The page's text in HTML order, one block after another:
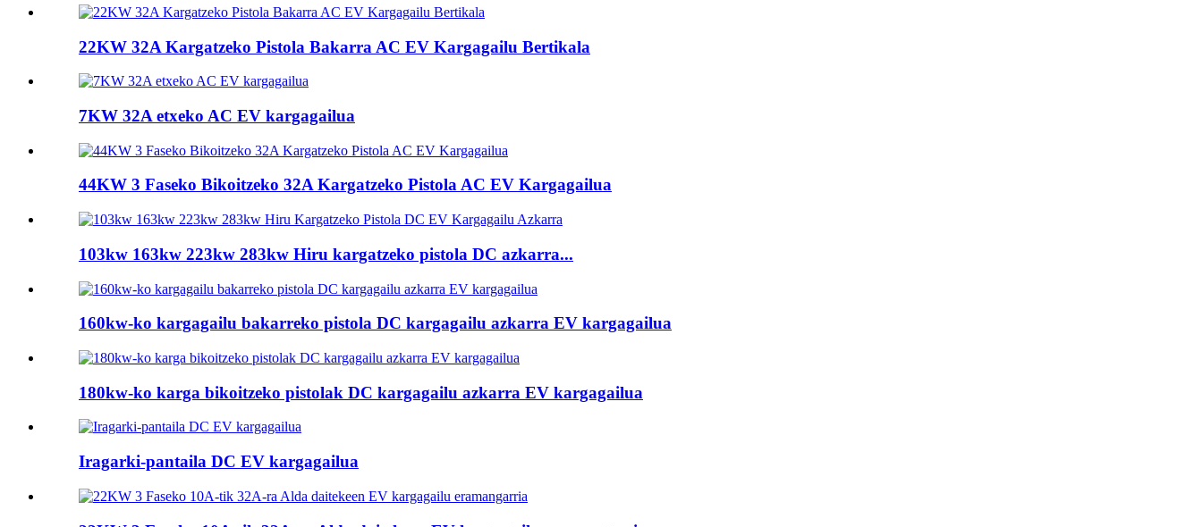
22KW 32A Kargatzeko Pistola Bakarra AC EV Kargagailu Bertikala
7KW 32A etxeko AC EV kargagailua
44KW 3 Faseko Bikoitzeko 32A Kargatzeko Pistola AC EV Kargagailua
103kw 163kw 223kw 283kw Hiru kargatzeko pistola DC azkarra...
160kw-ko kargagailu bakarreko pistola DC kargagailu azkarra EV kargagailua
180kw-ko karga bikoitzeko pistolak DC kargagailu azkarra EV kargagailua
Iragarki-pantaila DC EV kargagailua